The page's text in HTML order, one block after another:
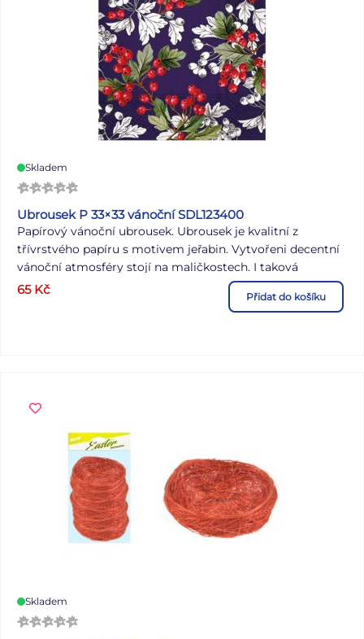
Skladem
Ubrousek P 33×33 vánoční SDL123400
Papírový vánoční ubrousek. Ubrousek je kvalitní z
třívrstvého papíru s motivem jeřabin. Vytvořeni decentní
vánoční atmosféry stojí na maličkostech. I taková
drobnost, jako vánoční ubrousky změní ráz vašeho
stolování. MOTIV: jeřabiny POČET UBROUSKŮ V BALENÍ:
65 Kč Přidat do košíku
Skladem